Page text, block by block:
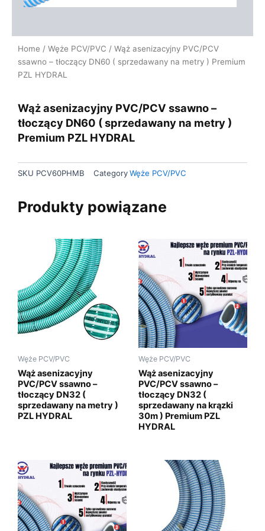
Home / Węże PCV/PVC / Wąż asenizacyjny PVC/PCV
ssawno – tłoczący DN60 ( sprzedawany na metry ) Premium
PZL HYDRAL
Wąż asenizacyjny PVC/PCV ssawno –
tłoczący DN60 ( sprzedawany na metry )
Premium PZL HYDRAL
SKU PCV60PHMB CategoryWęże PCV/PVC
Produkty powiązane
Węże PCV/PVC
Wąż asenizacyjny
PVC/PCV ssawno –
tłoczący DN32 (
sprzedawany na metry )
PZL HYDRAL
Węże PCV/PVC
Wąż asenizacyjny
PVC/PCV ssawno –
tłoczący DN32 (
sprzedawany na krązki
30m ) Premium PZL
HYDRAL